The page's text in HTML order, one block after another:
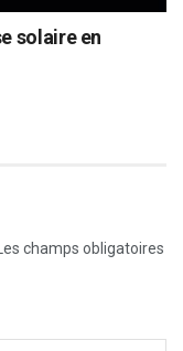
solaire en
champs obligatoires